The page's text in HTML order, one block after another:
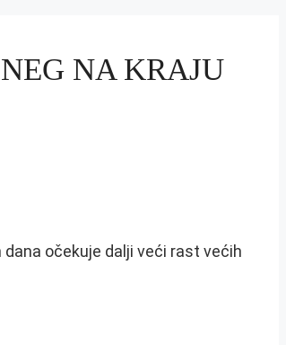
NA KRAJU
očekuje dalji veći rast većih